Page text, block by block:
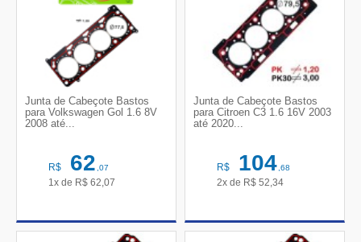
Junta de Cabeçote Bastos
para Volkswagen Gol 1.6 8V
2008 até...
R$ 62,07
1x de R$ 62,07
Junta de Cabeçote Bastos
para Citroen C3 1.6 16V 2003
até 2020...
R$ 104,68
2x de R$ 52,34